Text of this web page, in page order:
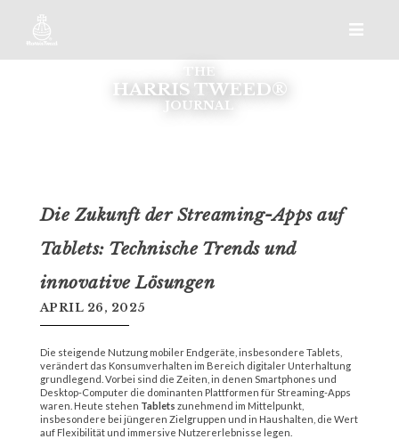
THE
HARRIS TWEED®
JOURNAL
Die Zukunft der Streaming-Apps auf
Tablets: Technische Trends und
innovative Lösungen
APRIL 26, 2025
Die steigende Nutzung mobiler Endgeräte, insbesondere Tablets,
verändert das Konsumverhalten im Bereich digitaler Unterhaltung
grundlegend. Vorbei sind die Zeiten, in denen Smartphones und
Desktop-Computer die dominanten Plattformen für Streaming-Apps
waren. Heute stehen Tablets zunehmend im Mittelpunkt,
insbesondere bei jüngeren Zielgruppen und in Haushalten, die Wert
auf Flexibilität und immersive Nutzererlebnisse legen.